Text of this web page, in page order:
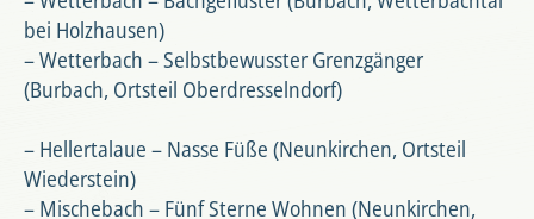
bei Holzhausen)
– Wetterbach – Selbstbewusster Grenzgänger
(Burbach, Ortsteil Oberdresselndorf)
– Hellertalaue – Nasse Füße (Neunkirchen, Ortsteil
Wiederstein)
– Mischebach – Fünf Sterne Wohnen (Neunkirchen,